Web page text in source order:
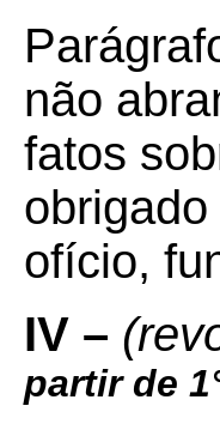
não
fatos
ofício,
IV –
partir de